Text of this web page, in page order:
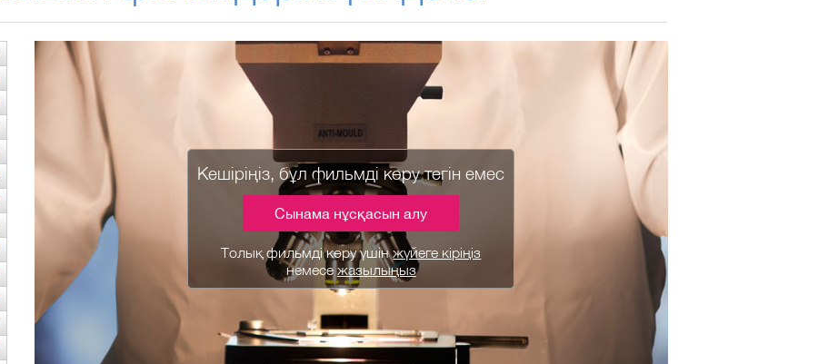
Кешіріңіз, бұл фильмді көру тегін емес
Сынама нұсқасын алу
Толық фильмді көру үшінжүйеге кіріңіз
немесе жазылыңыз